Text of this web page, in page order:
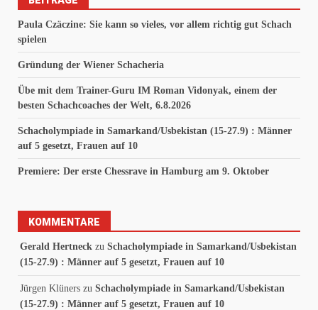
Paula Czäczine: Sie kann so vieles, vor allem richtig gut Schach
spielen
Gründung der Wiener Schacheria
Übe mit dem Trainer-Guru IM Roman Vidonyak, einem der
besten Schachcoaches der Welt, 6.8.2026
Schacholympiade in Samarkand/Usbekistan (15-27.9) : Männer
auf 5 gesetzt, Frauen auf 10
Premiere: Der erste Chessrave in Hamburg am 9. Oktober
KOMMENTARE
Gerald Hertneck zu Schacholympiade in Samarkand/Usbekistan
(15-27.9) : Männer auf 5 gesetzt, Frauen auf 10
Jürgen Klüners zu Schacholympiade in Samarkand/Usbekistan
(15-27.9) : Männer auf 5 gesetzt, Frauen auf 10